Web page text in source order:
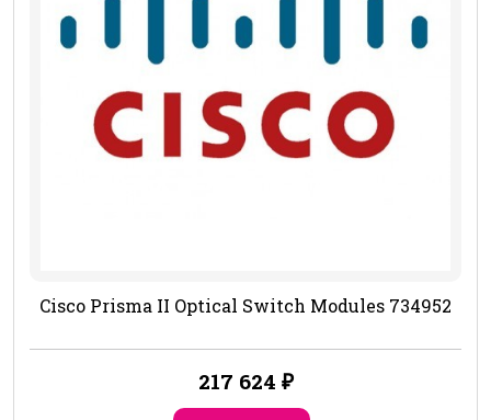
Cisco Prisma II Optical Switch Modules 734952
217 624 ₽